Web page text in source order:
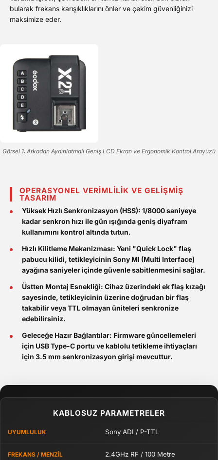
bularak frekans karışıklıklarını önler ve çekim güvenliğinizi
maksimize eder.
Görsel 1: Arkadan Aydınlatmalı Geniş LCD Ekran ve Ergonomik Kontrol Arayüzü
OPERASYONEL VERİMLİLİK VE GELİŞMİŞ
TASARIM
Yüksek Hızlı Senkronizasyon (HSS): 1/8000 saniyeye
kadar senkron hızı ile gün ışığında geniş diyafram
kullanımını kontrol altında tutun.
Hızlı Kilitleme Mekanizması: Yeni "Quick Lock" flaş
pabucu kilidi, tetikleyicinin Sony MI (Multi Interface)
ayağına saniyeler içinde güvenle sabitlenmesini sağlar.
Üstten Montaj Esnekliği: Cihaz üzerindeki ek flaş kızağı
sayesinde, tetikleyicinin üzerine doğrudan bir flaş
takabilir veya TTL olmayan üniteleri senkronize
edebilirsiniz.
Geleceğe Hazır Bağlantılar: Firmware güncellemeleri
için USB Type-C portu ve kablolu tetikleme ihtiyaçları
için 3.5 mm senkronizasyon girişi mevcuttur.
KABLOSUZ PARAMETRELER
UYUMLULUK Sony ADI / P-TTL
FREKANS / MENZIL 2.4GHz RF / 100 Metre